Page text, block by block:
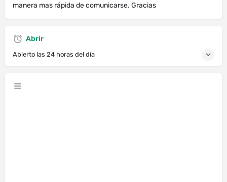
manera mas rápida de comunicarse. Gracias
Abrir
Abierto las 24 horas del día